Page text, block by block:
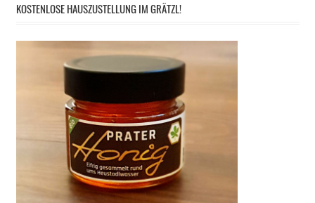
KOSTENLOSE HAUSZUSTELLUNG IM GRÄTZL!